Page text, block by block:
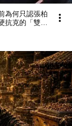
為何只認張柏
克的「雙煞